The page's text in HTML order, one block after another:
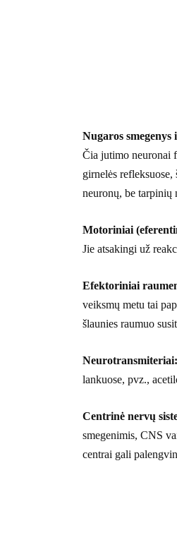
Nugaros smegenys
Čia jutimo neuronai
girnelės
neuronų, be tarpinių
Motoriniai
Jie atsakingi už
Efektoriniai
veiksmų metu tai
šlaunies raumuo
Neurotransmiteriai:
lankuose, pvz.,
Centrinė nervų
smegenimis, CNS
centrai gali